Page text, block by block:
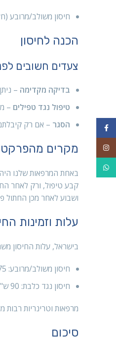
חיסון משולב/מרובע
הכנה לחיסון
צעדים חשובים
בדיקה מקדימה –
טיפול נגד טפילים – מומלץ
הסגר – אם רק
מקרים
באחת המרפאות שלנו
קבע טיפול, ורק לאחר
ושבוע לאחר מכן החתול פיתח
עלות וזמינות
בישראל, עלות החיסון
חיסון משולב/מרובע: 175 ש"ח
חיסון נגד כלבת: 90 ש"ח (+ תשלום אגרה לעירייה)
מרפאות וטרינריות רבות
סיכום
Facebook
Instagram